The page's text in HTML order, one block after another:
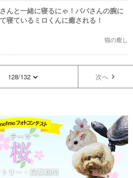
んと一緒に寝るにゃ！パパさんの腕に
寝ているミロくんに癒される！
猫の癒し
128/132 次へ